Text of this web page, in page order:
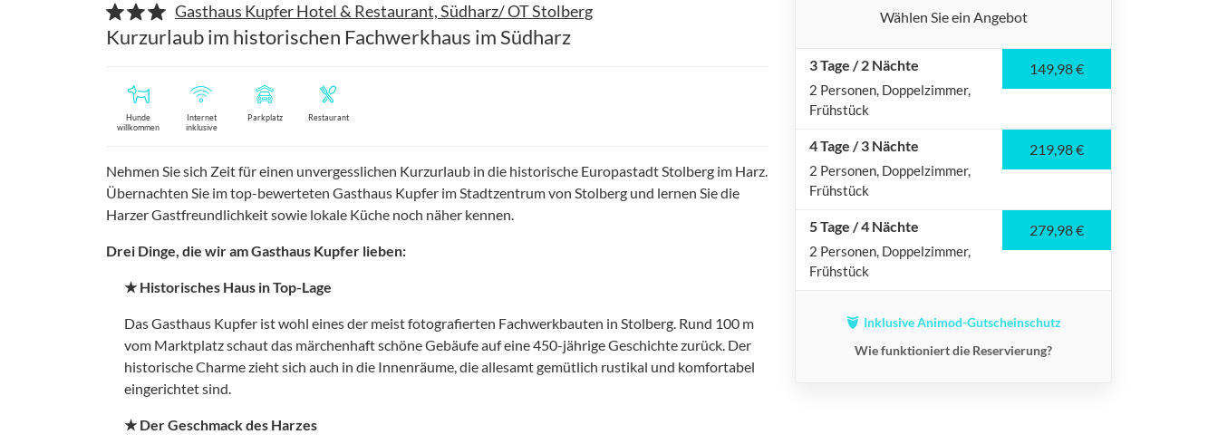
Gasthaus Kupfer Hotel & Restaurant, Südharz/ OT Stolberg
Kurzurlaub im historischen Fachwerkhaus im Südharz
Hunde
willkommen
Internet
inklusive
Parkplatz Restaurant
Nehmen Sie sich Zeit für einen unvergesslichen Kurzurlaub in die historische Europastadt Stolberg im Harz.
Übernachten Sie im top-bewerteten Gasthaus Kupfer im Stadtzentrum von Stolberg und lernen Sie die
Harzer Gastfreundlichkeit sowie lokale Küche noch näher kennen.
Drei Dinge, die wir am Gasthaus Kupfer lieben:
★ Historisches Haus in Top-Lage
Das Gasthaus Kupfer ist wohl eines der meist fotografierten Fachwerkbauten in Stolberg. Rund 100 m
vom Marktplatz schaut das märchenhaft schöne Gebäufe auf eine 450-jährige Geschichte zurück. Der
historische Charme zieht sich auch in die Innenräume, die allesamt gemütlich rustikal und komfortabel
eingerichtet sind.
★ Der Geschmack des Harzes
Wählen Sie ein Angebot
3 Tage / 2 Nächte 149,98 €
2 Personen Doppelzimmer
Frühstück
4 Tage / 3 Nächte 219,98 €
2 Personen Doppelzimmer
Frühstück
5 Tage / 4 Nächte 279,98 €
2 Personen Doppelzimmer
Frühstück
Inklusive Animod-Gutscheinschutz
Wie funktioniert die Reservierung?